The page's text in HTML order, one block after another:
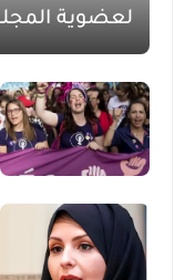
لعضوية